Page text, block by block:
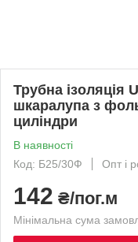
Трубна ізоляція
шкаралупа з
циліндри
В наявності
Код: Б25/30Ф
Опт і
142 ₴/пог.м
Мінімальна сума